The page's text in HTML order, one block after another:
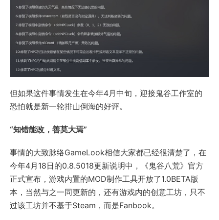
但如果这件事情发生在今年4月中旬，迎接鬼谷工作室的
恐怕就是新一轮排山倒海的好评。
“知错能改，善莫大焉”
事情的大致脉络GameLook相信大家都已经很清楚了，在
今年4月18日的0.8.5018更新说明中，《鬼谷八荒》官方
正式宣布，游戏内置的MOD制作工具开放了1.0BETA版
本，当然与之一同更新的，还有游戏内的创意工坊，只不
过该工坊并不基于Steam，而是Fanbook。